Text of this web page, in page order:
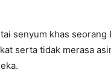
senyum khas seorang
serta tidak merasa